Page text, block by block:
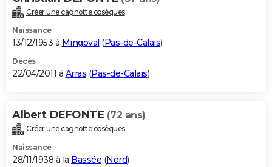
Créer une cagnotte obsèques
Naissance
13/12/1953 à Mingoval (Pas-de-Calais)
Décès
22/04/2011 à Arras (Pas-de-Calais)
Albert DEFONTE (72 ans)
Créer une cagnotte obsèques
Naissance
28/11/1938 à la Bassée (Nord)